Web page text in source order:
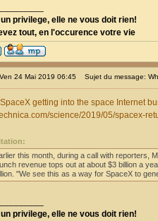
privilege, elle ne vous doit rien!
tout, en l'occurence votre vie
24 Mai 2019 06:45 Sujet du message:
getting into the space Internet
science/2019/05/spacex-
this month, during a call with reporters,
revenue tops out at about $3 billion a
"We see this as a way for SpaceX to
privilege, elle ne vous doit rien!